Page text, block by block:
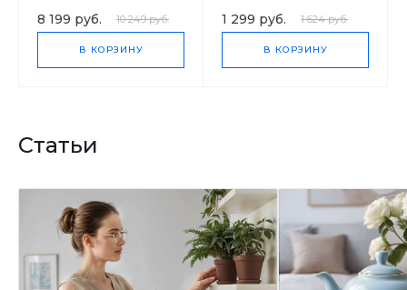
8 199 руб.
10 249 руб.
В КОРЗИНУ
1 299 руб.
1 624 руб.
В КОРЗИНУ
Статьи